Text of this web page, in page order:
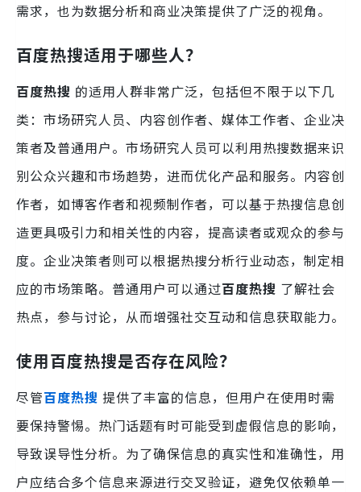
需求，也为数据分析和商业决策提供了广泛的视角。
百度热搜适用于哪些人？
百度热搜 的适用人群非常广泛，包括但不限于以下几
类：市场研究人员、内容创作者、媒体工作者、企业决
策者及普通用户。市场研究人员可以利用热搜数据来识
别公众兴趣和市场趋势，进而优化产品和服务。内容创
作者，如博客作者和视频制作者，可以基于热搜信息创
造更具吸引力和相关性的内容，提高读者或观众的参与
度。企业决策者则可以根据热搜分析行业动态，制定相
应的市场策略。普通用户可以通过百度热搜 了解社会
热点，参与讨论，从而增强社交互动和信息获取能力。
使用百度热搜是否存在风险？
尽管百度热搜 提供了丰富的信息，但用户在使用时需
要保持警惕。热门话题有时可能受到虚假信息的影响，
导致误导性分析。为了确保信息的真实性和准确性，用
户应结合多个信息来源进行交叉验证，避免仅依赖单一